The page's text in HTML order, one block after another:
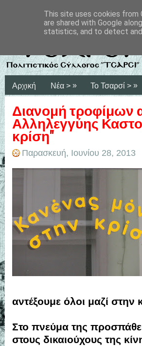
Αρχική Νέα > » Το Τσαρσί > »
Διανομή τροφίμων
Αλληλεγγύης
κρίση"
Παρασκευή, Ιουνίου 28, 2013
αντέξουμε όλοι μαζί στην
Στο πνεύμα της
στους δικαιούχους της
This site uses cookies from
are shared with Google
statistics, and to detect and